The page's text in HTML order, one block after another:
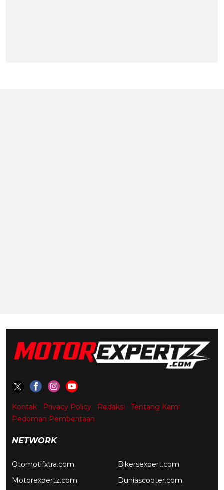
Kontak Privacy Policy Redaksi
Tentang Kami
Pedoman Pemberitaan
NETWORK
Otomotifxtra.com
Motorexpertz.com
Bikersexpert.com
Duniascooter.com